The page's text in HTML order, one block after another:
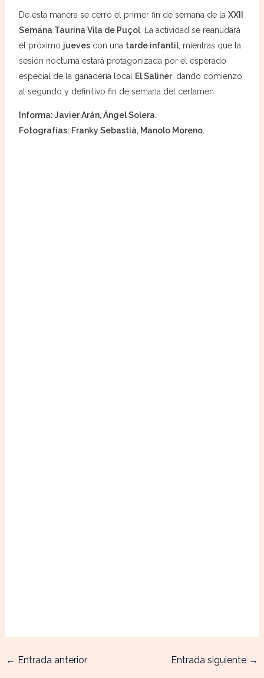
De esta manera se cerró el primer fin de semana de la XXII
Semana Taurina Vila de Puçol. La actividad se reanudará
el próximo juevescon una tarde infantil, mientras que la
sesión nocturna estará protagonizada por el esperado
especial de la ganadería local El Saliner, dando comienzo
al segundo y definitivo fin de semana del certamen.
Informa: Javier Arán, Ángel Solera.
Fotografías: Franky Sebastià, Manolo Moreno.
← Entrada anterior Entrada siguiente →